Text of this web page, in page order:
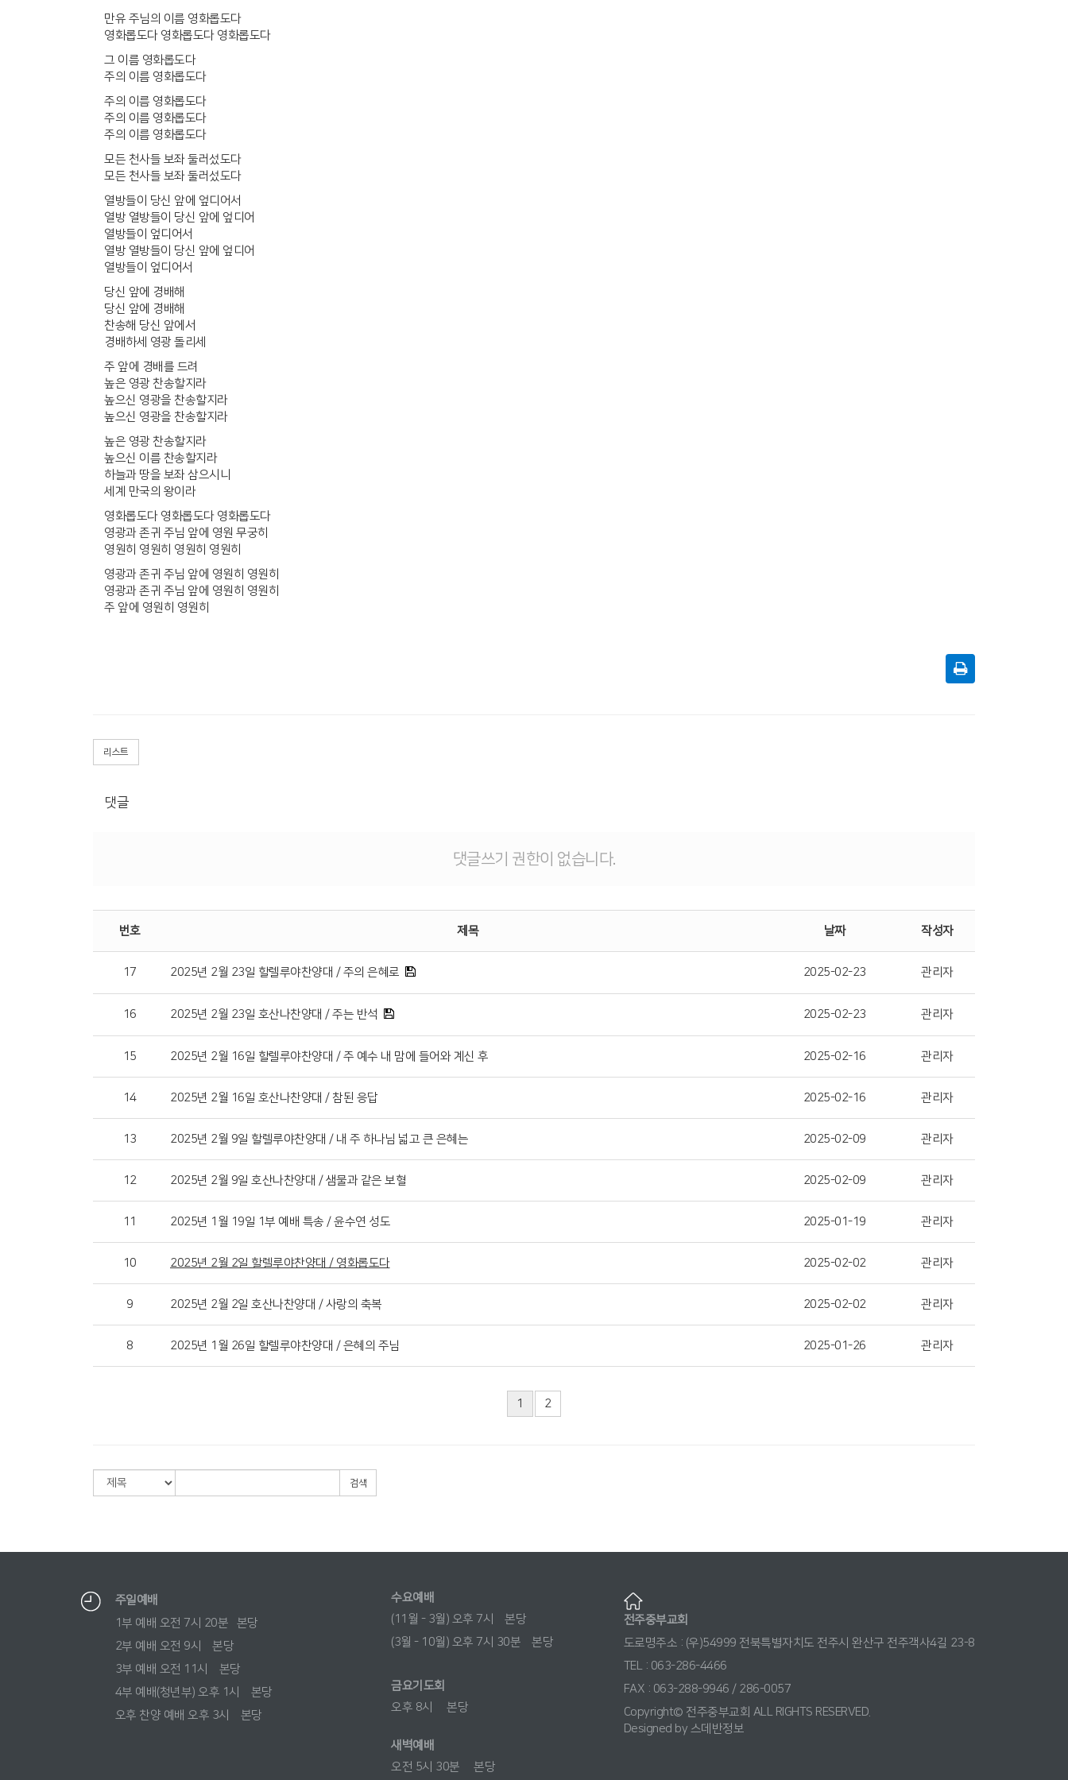
만유 주님의 이름 영화롭도다
영화롭도다 영화롭도다 영화롭도다
그 이름 영화롭도다
주의 이름 영화롭도다
주의 이름 영화롭도다
주의 이름 영화롭도다
주의 이름 영화롭도다
모든 천사들 보좌 둘러섰도다
모든 천사들 보좌 둘러섰도다
열방들이 당신 앞에 엎디어서
열방 열방들이 당신 앞에 엎디어
열방들이 엎디어서
열방 열방들이 당신 앞에 엎디어
열방들이 엎디어서
당신 앞에 경배해
당신 앞에 경배해
찬송해 당신 앞에서
경배하세 영광 돌리세
주 앞에 경배를 드려
높은 영광 찬송할지라
높으신 영광을 찬송할지라
높으신 영광을 찬송할지라
높은 영광 찬송할지라
높으신 이름 찬송할지라
하늘과 땅을 보좌 삼으시니
세계 만국의 왕이라
영화롭도다 영화롭도다 영화롭도다
영광과 존귀 주님 앞에 영원 무궁히
영원히 영원히 영원히 영원히
영광과 존귀 주님 앞에 영원히 영원히
영광과 존귀 주님 앞에 영원히 영원히
주 앞에 영원히 영원히
리스트
댓글
댓글쓰기 권한이 없습니다.
번호 제목 날짜 작성자
17 2025년 2월 23일 할렐루야찬양대 / 주의 은혜로 2025-02-23 관리자
16 2025년 2월 23일 호산나찬양대 / 주는 반석 2025-02-23 관리자
15 2025년 2월 16일 할렐루야찬양대 / 주 예수 내 맘에 들어와 계신 후 2025-02-16 관리자
14 2025년 2월 16일 호산나찬양대 / 참된 응답 2025-02-16 관리자
13 2025년 2월 9일 할렐루야찬양대 / 내 주 하나님 넓고 큰 은혜는 2025-02-09 관리자
12 2025년 2월 9일 호산나찬양대 / 샘물과 같은 보혈 2025-02-09 관리자
11 2025년 1월 19일 1부 예배 특송 / 윤수연 성도 2025-01-19 관리자
10 2025년 2월 2일 할렐루야찬양대 / 영화롭도다 2025-02-02 관리자
9 2025년 2월 2일 호산나찬양대 / 사랑의 축복 2025-02-02 관리자
8 2025년 1월 26일 할렐루야찬양대 / 은혜의 주님 2025-01-26 관리자
1 2
검색
주일예배
1부 예배 오전 7시 20분 본당
2부 예배 오전 9시 본당
3부 예배 오전 11시 본당
4부 예배(청년부) 오후 1시 본당
오후 찬양 예배 오후 3시 본당
수요예배
(11월 - 3월) 오후 7시 본당
(3월 - 10월) 오후 7시 30분 본당
금요기도회
오후 8시 본당
새벽예배
오전 5시 30분 본당
전주중부교회
도로명주소 : (우)54999 전북특별자치도 전주시 완산구 전주객사4길 23-8
TEL : 063-286-4466
FAX : 063-288-9946 / 286-0057
Copyright© 전주중부교회 ALL RIGHTS RESERVED.
Designed by 스데반정보